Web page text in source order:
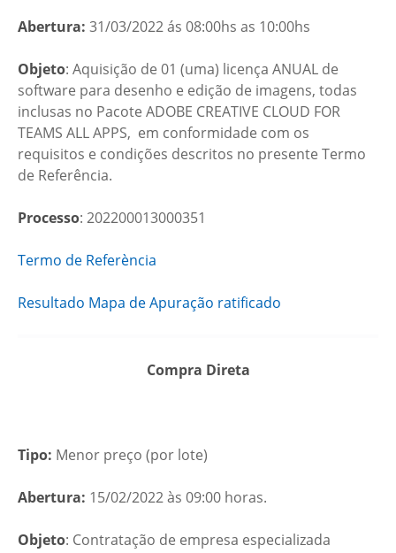
Abertura: 31/03/2022 ás 08:00hs as 10:00hs
Objeto: Aquisição de 01 (uma) licença ANUAL de
software para desenho e edição de imagens, todas
inclusas no Pacote ADOBE CREATIVE CLOUD FOR
TEAMS ALL APPS, em conformidade com os
requisitos e condições descritos no presente Termo
de Referência.
Processo: 202200013000351
Termo de Referència
Resultado Mapa de Apuração ratificado
Compra Direta
Tipo: Menor preço (por lote)
Abertura: 15/02/2022 às 09:00 horas.
Objeto: Contratação de empresa especializada